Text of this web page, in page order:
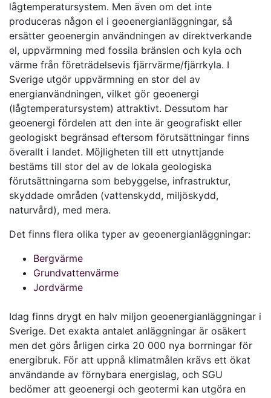
lågtemperatursystem. Men även om det inte
produceras någon el i geoenergianläggningar, så
ersätter geoenergin användningen av direktverkande
el, uppvärmning med fossila bränslen och kyla och
värme från företrädelsevis fjärrvärme/fjärrkyla. I
Sverige utgör uppvärmning en stor del av
energianvändningen, vilket gör geoenergi
(lågtemperatursystem) attraktivt. Dessutom har
geoenergi fördelen att den inte är geografiskt eller
geologiskt begränsad eftersom förutsättningar finns
överallt i landet. Möjligheten till ett utnyttjande
bestäms till stor del av de lokala geologiska
förutsättningarna som bebyggelse, infrastruktur,
skyddade områden (vattenskydd, miljöskydd,
naturvård), med mera.
Det finns flera olika typer av geoenergianläggningar:
Bergvärme
Grundvattenvärme
Jordvärme
Idag finns drygt en halv miljon geoenergianläggningar i
Sverige. Det exakta antalet anläggningar är osäkert
men det görs årligen cirka 20 000 nya borrningar för
energibruk. För att uppnå klimatmålen krävs ett ökat
användande av förnybara energislag, och SGU
bedömer att geoenergi och geotermi kan utgöra en